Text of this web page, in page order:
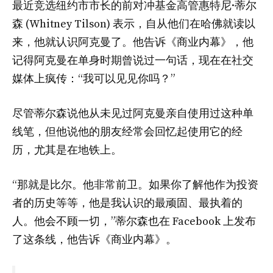
最近竞选纽约市市长的前对冲基金高管惠特尼·蒂尔
森 (Whitney Tilson) 表示，自从他们在哈佛就读以
来，他就认识阿克曼了。他告诉《商业内幕》，他
记得阿克曼在单身时期曾说过一句话，现在在社交
媒体上疯传：“我可以见见你吗？”
尽管蒂尔森说他从未见过阿克曼亲自使用过这种单
线笔，但他说他的朋友经常会回忆起使用它的经
历，尤其是在地铁上。
“那就是比尔。他非常前卫。如果你了解他作为投资
者的历史等等，他是我认识的最顽固、最执着的
人。他会不顾一切，”蒂尔森也在 Facebook 上发布
了这条线，他告诉《商业内幕》。